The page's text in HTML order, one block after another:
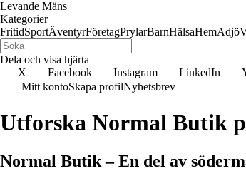
Levande Mäns
Kategorier
FritidSportÄventyrFöretagPrylarBarnHälsaHemAdjö
Dela och visa hjärta
X
Facebook Instagram LinkedIn
Mitt kontoSkapa profilNyhetsbrev
Utforska Normal Butik
Normal Butik – En del av